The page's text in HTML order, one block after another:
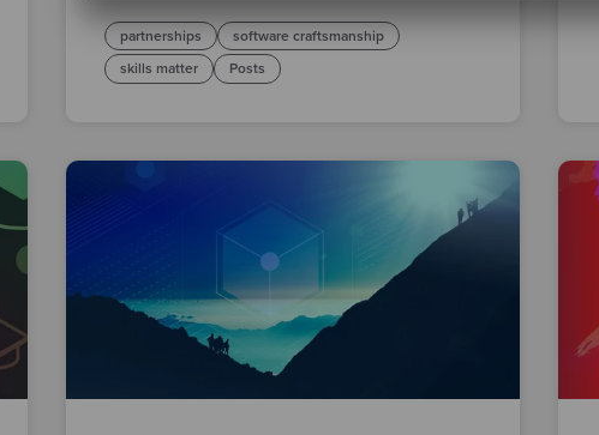
partnerships
software craftsmanship
skills matter
Posts